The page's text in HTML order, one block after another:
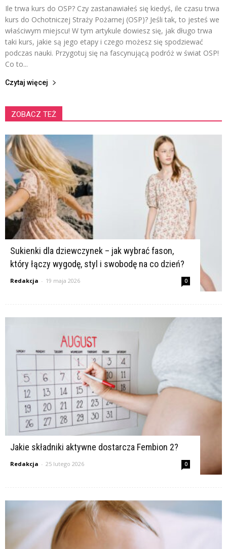
Ile trwa kurs do OSP? Czy zastanawiałeś się kiedyś, ile czasu trwa
kurs do Ochotniczej Straży Pożarnej (OSP)? Jeśli tak, to jesteś we
właściwym miejscu! W tym artykule dowiesz się, jak długo trwa
taki kurs, jakie są jego etapy i czego możesz się spodziewać
podczas nauki. Przygotuj się na fascynującą podróż w świat OSP!
Co to...
Czytaj więcej
ZOBACZ TEŻ
Sukienki dla dziewczynek – jak wybrać fason,
który łączy wygodę, styl i swobodę na co dzień?
Redakcja - 19 maja 2026 0
Jakie składniki aktywne dostarcza Fembion 2?
Redakcja - 25 lutego 2026 0